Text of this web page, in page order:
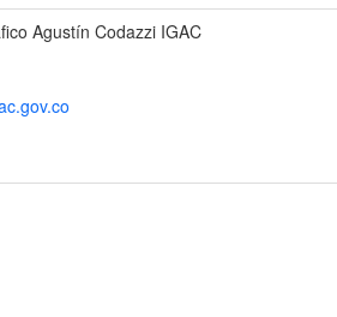
Agustín Codazzi IGAC